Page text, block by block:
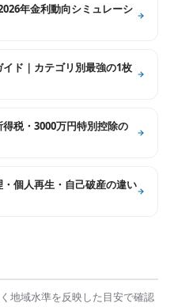
年金利動向シミュレーシ
ド｜カテゴリ別最強の1枚
税・3000万円特別控除の
個人再生・自己破産の違い
地域水準を反映した目安で確認